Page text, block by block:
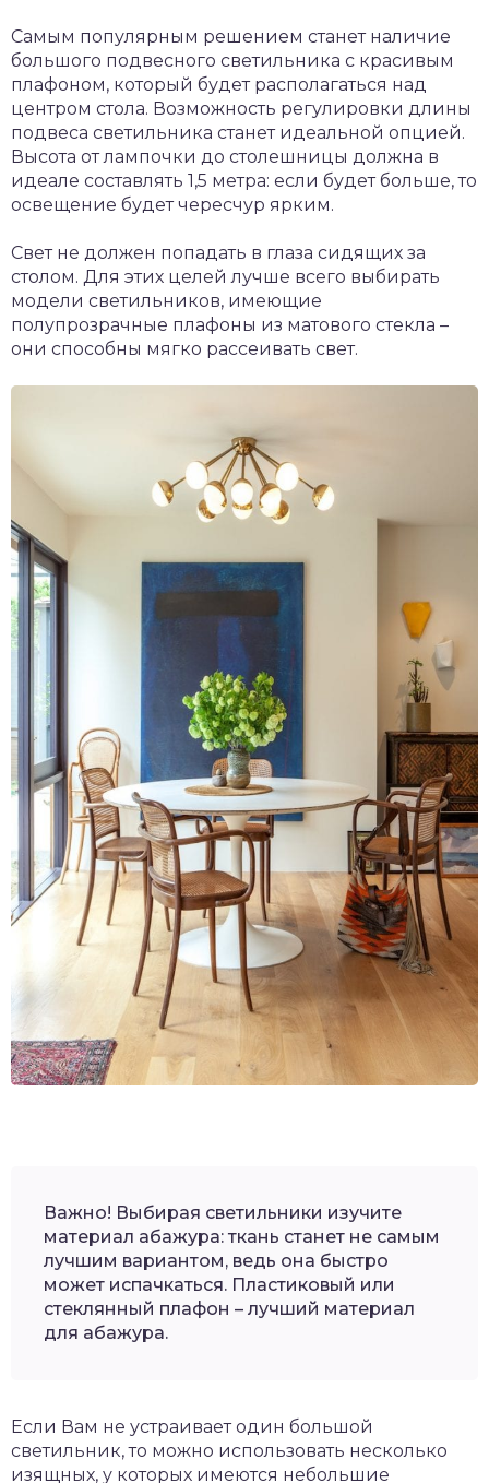
Самым популярным решением станет наличие
большого подвесного светильника с красивым
плафоном, который будет располагаться над
центром стола. Возможность регулировки длины
подвеса светильника станет идеальной опцией.
Высота от лампочки до столешницы должна в
идеале составлять 1,5 метра: если будет больше, то
освещение будет чересчур ярким.
Свет не должен попадать в глаза сидящих за
столом. Для этих целей лучше всего выбирать
модели светильников, имеющие
полупрозрачные плафоны из матового стекла –
они способны мягко рассеивать свет.
Важно! Выбирая светильники изучите
материал абажура: ткань станет не самым
лучшим вариантом, ведь она быстро
может испачкаться. Пластиковый или
стеклянный плафон – лучший материал
для абажура.
Если Вам не устраивает один большой
светильник, то можно использовать несколько
изящных, у которых имеются небольшие